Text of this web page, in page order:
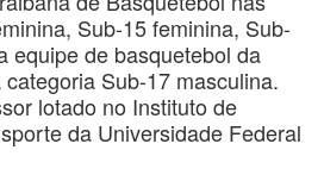
Sub-15 feminina, Sub-
equipe de basquetebol da
Sub-17 masculina.
lotado no Instituto de
da Universidade Federal